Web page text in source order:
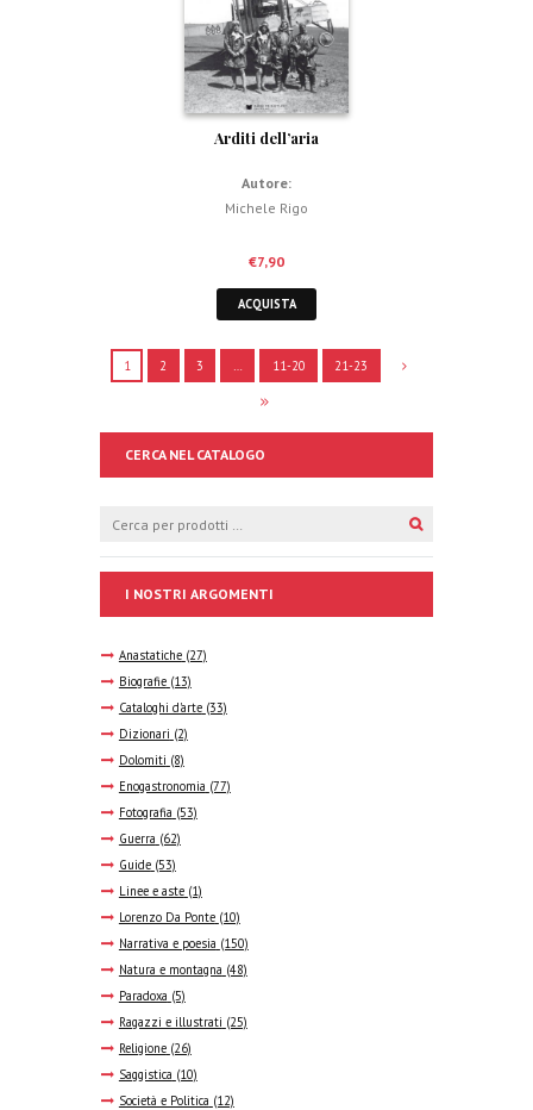
Arditi dell’aria
Autore:
Michele Rigo
€7,90
ACQUISTA
1 2 3 11-20 21-23
CERCA NEL CATALOGO
I NOSTRI ARGOMENTI
Anastatiche (27)
Biografie (13)
Cataloghi d'arte (33)
Dizionari (2)
Dolomiti (8)
Enogastronomia (77)
Fotografia (53)
Guerra (62)
Guide (53)
Linee e aste (1)
Lorenzo Da Ponte (10)
Narrativa e poesia (150)
Natura e montagna (48)
Paradoxa (5)
Ragazzi e illustrati (25)
Religione (26)
Saggistica (10)
Società e Politica (12)